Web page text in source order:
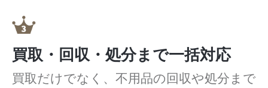
買取・回収・処分まで一括対応
買取だけでなく、不用品の回収や処分まで